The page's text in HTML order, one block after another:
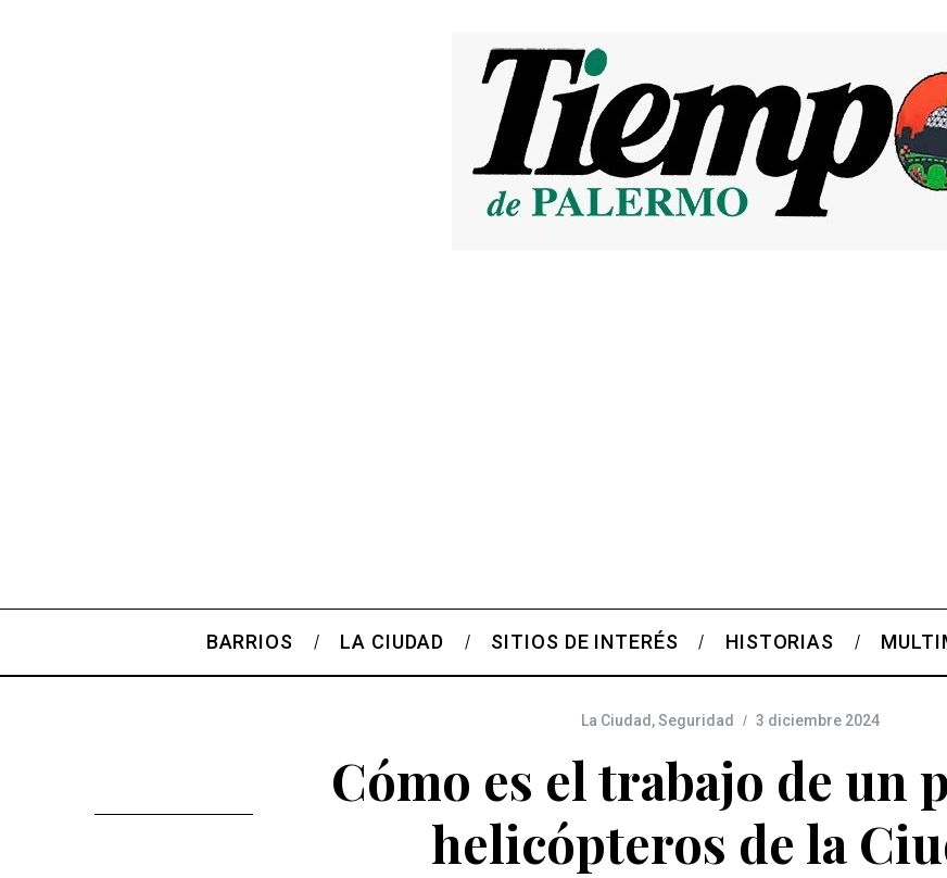
BARRIOS LA CIUDAD SITIOS DE INTERÉS HISTORIAS
La Ciudad ,Seguridad 3 diciembre 2024
Cómo es el trabajo de un
helicópteros de la